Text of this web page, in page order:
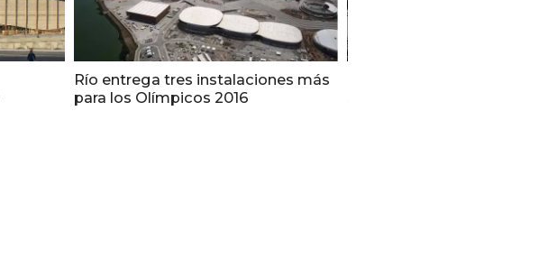
Río entrega tres instalaciones más
para los Olímpicos 2016